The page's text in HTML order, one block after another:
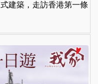
建築，走訪香港第一條